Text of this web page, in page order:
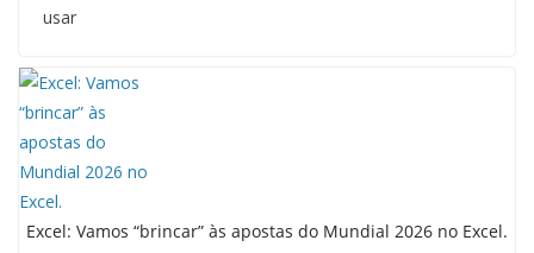
usar
Excel: Vamos “brincar” às apostas do Mundial 2026 no Excel.